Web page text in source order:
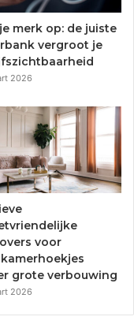
r
a
m
merk op: de juiste
vergroot je
2026
voor
grote verbouwing
2026